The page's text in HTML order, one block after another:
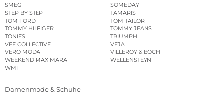
SMEG
SOMEDAY
STEP BY STEP
TAMARIS
TOM FORD
TOM TAILOR
TOMMY HILFIGER
TOMMY JEANS
TONIES
TRIUMPH
VEE COLLECTIVE
VEJA
VERO MODA
VILLEROY & BOCH
WEEKEND MAX MARA
WELLENSTEYN
WMF
Damenmode & Schuhe